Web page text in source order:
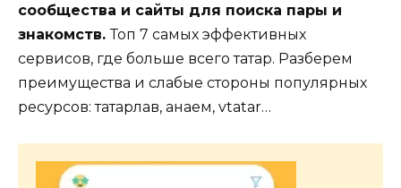
сообщества и сайты для поиска пары и
знакомств.Топ 7 самых эффективных
сервисов, где больше всего татар. Разберем
преимущества и слабые стороны популярных
ресурсов: татарлав, анаем, vtatar…